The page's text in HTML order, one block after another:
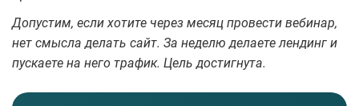
Допустим, если хотите через месяц провести вебинар,
нет смысла делать сайт. За неделю делаете лендинг и
пускаете на него трафик. Цель достигнута.